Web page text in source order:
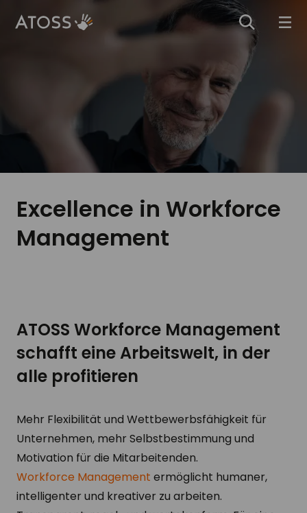
Excellence in Workforce
Management
ATOSS Workforce Management
schafft eine Arbeitswelt, in der
alle profitieren
Mehr Flexibilität und Wettbewerbsfähigkeit für
Unternehmen, mehr Selbstbestimmung und
Motivation für die Mitarbeitenden.
Workforce Management ermöglicht humaner,
intelligenter und kreativer zu arbeiten.